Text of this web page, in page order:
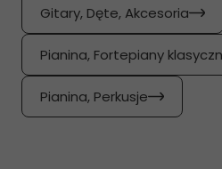
Gitary, Dęte, Akcesoria
Pianina, Fortepiany
Pianina, Perkusje